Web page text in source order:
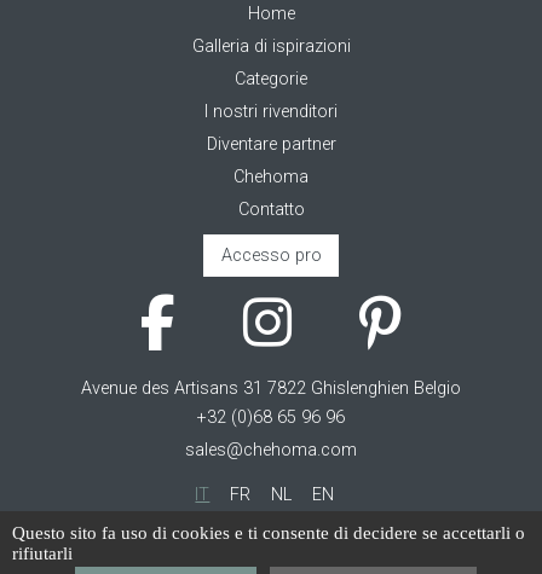
Home
Galleria di ispirazioni
Categorie
I nostri rivenditori
Diventare partner
Chehoma
Contatto
Accesso pro
Avenue des Artisans 31 7822 Ghislenghien Belgio
+32 (0)68 65 96 96
sales@chehoma.com
IT FR NL EN
Cookie management
Questo sito fa uso di cookies e ti consente di decidere se accettarli o
rifiutarli